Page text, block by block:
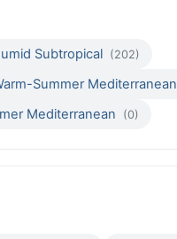
Subtropical (202)
Summer Mediterranean
Mediterranean (0)